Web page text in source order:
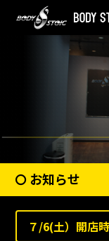
お知らせ
７/6(土）開店